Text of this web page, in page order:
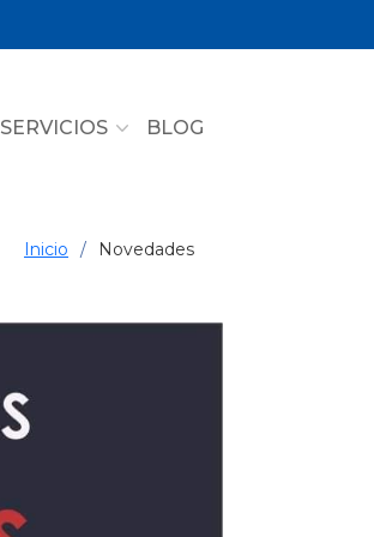
SERVICIOS BLOG
Inicio Novedades